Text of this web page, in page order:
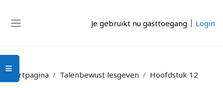
Je gebruikt nu gasttoegang Login
Open cursusindex
Startpagina Talenbewust lesgeven Hoofdstuk 12